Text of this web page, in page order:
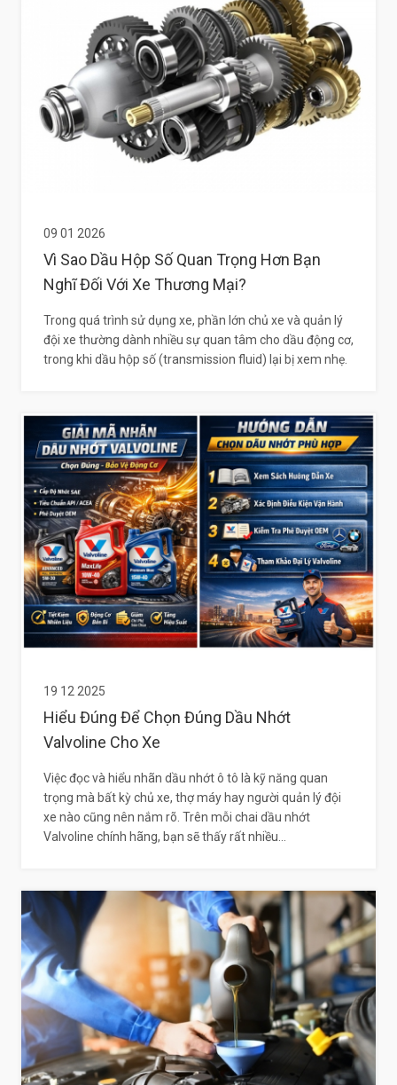
09 01 2026
Vì Sao Dầu Hộp Số Quan Trọng Hơn Bạn
Nghĩ Đối Với Xe Thương Mại?
Trong quá trình sử dụng xe, phần lớn chủ xe và quản lý
đội xe thường dành nhiều sự quan tâm cho dầu động cơ,
trong khi dầu hộp số (transmission fluid) lại bị xem nhẹ.
19 12 2025
Hiểu Đúng Để Chọn Đúng Dầu Nhớt
Valvoline Cho Xe
Việc đọc và hiểu nhãn dầu nhớt ô tô là kỹ năng quan
trọng mà bất kỳ chủ xe, thợ máy hay người quản lý đội
xe nào cũng nên nắm rõ. Trên mỗi chai dầu nhớt
Valvoline chính hãng, bạn sẽ thấy rất nhiều...